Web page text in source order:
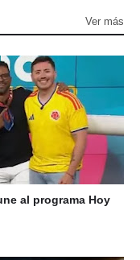
Ver más
al programa Hoy